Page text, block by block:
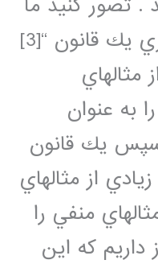
يك زير رويه[2] ” يادگيري يك قانون “[3]
به عنوان
يك قانون
از مثالهاي
منفي را
كه اين